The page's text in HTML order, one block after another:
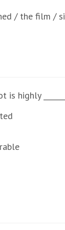
/ the film /
is highly